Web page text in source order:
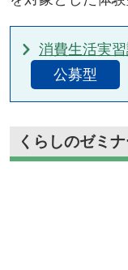
消費生活実
公募型
くらしのゼミ